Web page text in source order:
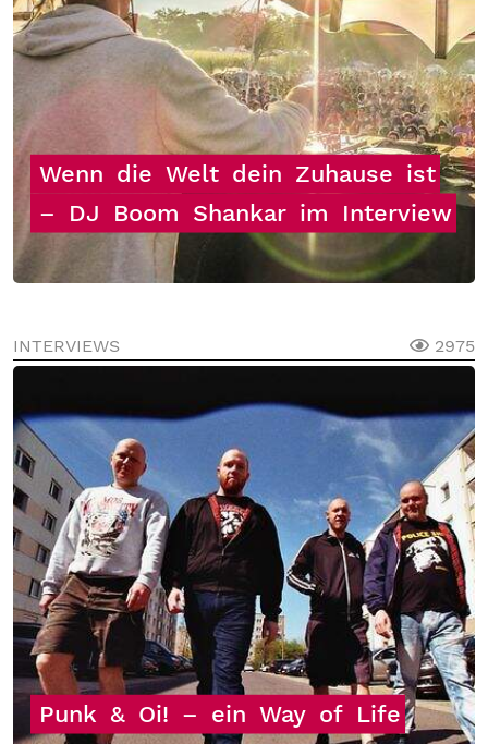
Wenn die Welt dein Zuhause ist
–
DJ Boom Shankar im Interview
INTERVIEWS 2975
Punk & Oi! – ein Way of Life